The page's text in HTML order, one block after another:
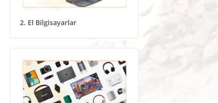
2. El Bilgisayarlar